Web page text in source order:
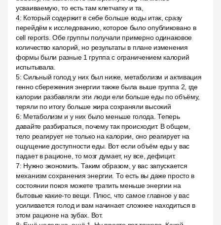
усваиваемую, то есть там клетчатку и та,
4: Который содержит в себе больше воды итак, сразу
перейдём к исследованию, которое было опубликовано в
cell reports. Обе группы получали примерно одинаковое
количество калорий, но результаты в плане изменения
формы были разные 1 группа с ограничением калорий
испытывала.
5:Сильный голод у них был ниже, метаболизм и активация
генно сбережения энергии также была выше группа 2, где
калории разбавляли эти люди ели больше еды по объёму,
теряли по итогу больше жира сохраняли высокий
6: Метаболизм и у них было меньше голода. Теперь
давайте разбираться, почему так происходит. В общем,
тело реагирует не только на калории, оно реагирует на
ощущение доступности еды. Вот если объём еды у вас
падает в рационе, то мозг думает, ну все, дефицит.
7: Нужно экономить. Таким образом, у вас запускается
механизм сохранения энергии. То есть вы даже просто в
состоянии покоя можете тратить меньше энергии на
бытовые какие-то вещи. Плюс, что самое главное у вас
усиливается голод и вам начинает сложнее находиться в
этом рационе на зубах. Вот.